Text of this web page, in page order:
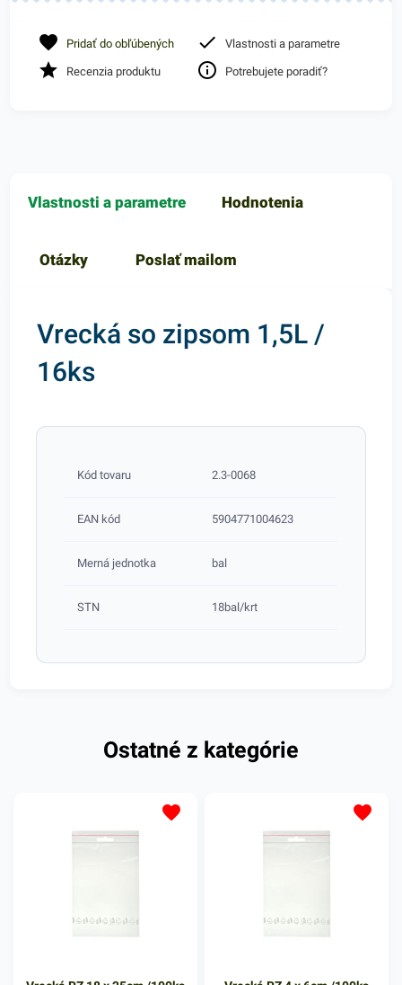
Pridať do obľúbených Vlastnosti a parametre
Recenzia produktu Potrebujete poradiť?
Vlastnosti a parametre Hodnotenia
Otázky Poslať mailom
Vrecká so zipsom 1,5L /
16ks
Kód tovaru 2.3-0068
EAN kód 5904771004623
Merná jednotka bal
STN 18bal/krt
Ostatné z kategórie